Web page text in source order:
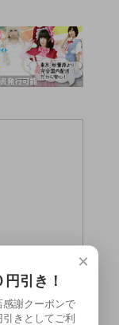
×
引き！
感謝クーポンで
きとしてご利